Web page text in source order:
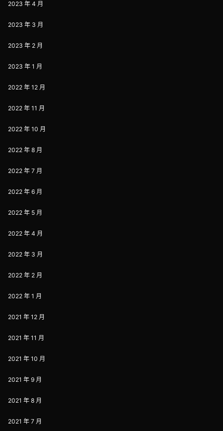
2023 年 4 月
2023 年 3 月
2023 年 2 月
2023 年 1 月
2022 年 12 月
2022 年 11 月
2022 年 10 月
2022 年 8 月
2022 年 7 月
2022 年 6 月
2022 年 5 月
2022 年 4 月
2022 年 3 月
2022 年 2 月
2022 年 1 月
2021 年 12 月
2021 年 11 月
2021 年 10 月
2021 年 9 月
2021 年 8 月
2021 年 7 月